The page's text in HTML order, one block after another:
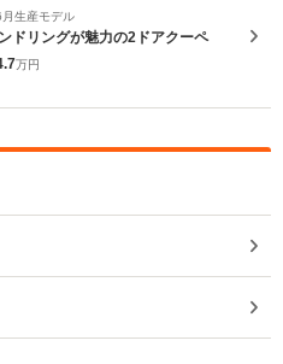
生産モデル
ドリングが魅力の2ドアクーペ
万円